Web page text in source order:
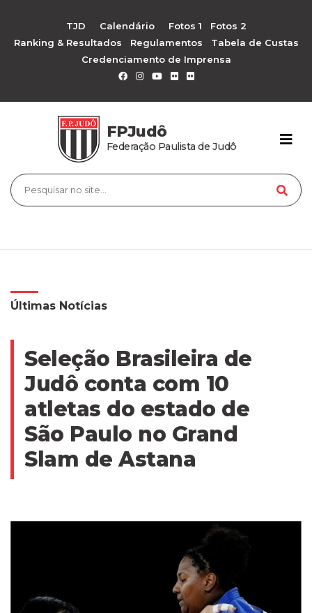
TJD Calendário Fotos 1
Fotos 2
Ranking & Resultados
Regulamentos
Tabela de Custas
Credenciamento de Imprensa
FPJudô
Federação Paulista de Judô
Últimas Notícias
Seleção Brasileira de
Judô conta com 10
atletas do estado de
São Paulo no Grand
Slam de Astana